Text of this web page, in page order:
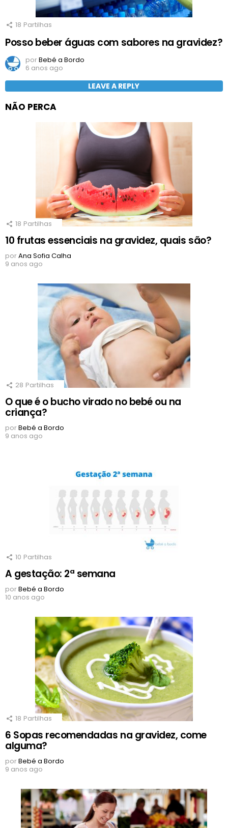
18 Partilhas
Posso beber águas com sabores na gravidez?
porBebé a Bordo
6 anos ago
LEAVE A REPLY
NÃO PERCA
18 Partilhas
10 frutas essenciais na gravidez, quais são?
porAna Sofia Calha
9 anos ago
28 Partilhas
O que é o bucho virado no bebé ou na
criança?
porBebé a Bordo
9 anos ago
10 Partilhas
A gestação: 2ª semana
porBebé a Bordo
10 anos ago
18 Partilhas
6 Sopas recomendadas na gravidez, come
alguma?
porBebé a Bordo
9 anos ago